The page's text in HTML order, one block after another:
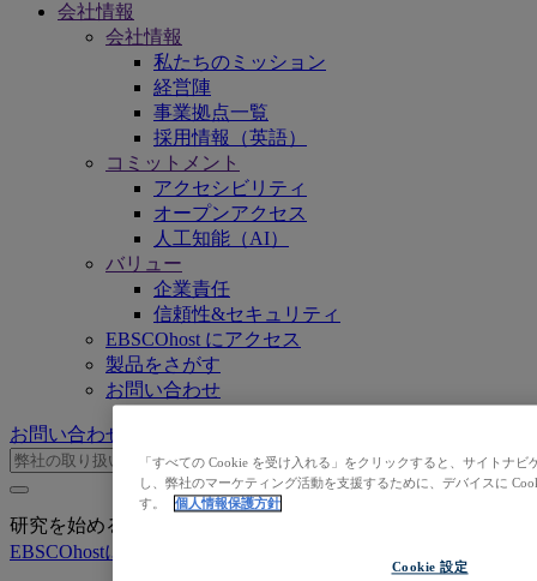
会社情報
会社情報
私たちのミッション
経営陣
事業拠点一覧
採用情報（英語）
コミットメント
アクセシビリティ
オープンアクセス
人工知能（AI）
バリュー
企業責任
信頼性&セキュリティ
EBSCOhost にアクセス
製品をさがす
お問い合わせ
お問い合わせ
研究を始めるための学術コンテンツをお探しですか？
EBSCOhostにログイン
「すべての Cookie を受け入れる」をクリックすると、サイトナ
し、弊社のマーケティング活動を支援するために、デバイスに
す。
個人情報保護方針
Cookie 設定